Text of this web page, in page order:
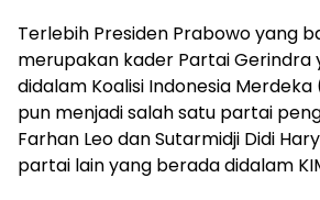
Terlebih Presiden Prabowo yang
merupakan kader Partai Gerindra
didalam Koalisi Indonesia Merdeka
pun menjadi salah satu partai
Farhan Leo dan Sutarmidji Didi
partai lain yang berada didalam